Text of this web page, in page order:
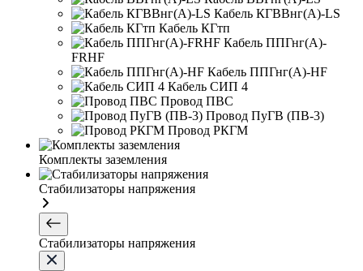
Кабель КГВВнг(А)-LS
Кабель КГтп
Кабель ППГнг(А)-
FRHF
Кабель ППГнг(А)-HF
Кабель СИП 4
Провод ПВС
Провод ПуГВ (ПВ-3)
Провод РКГМ
Комплекты заземления
Стабилизаторы напряжения
Стабилизаторы напряжения